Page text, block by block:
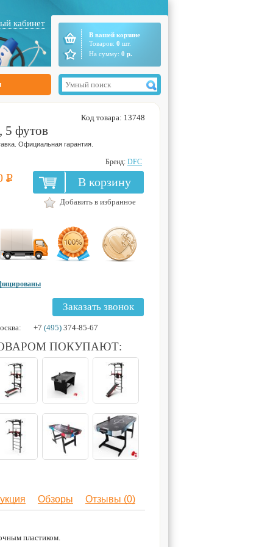
кабинет
В вашей корзине
Товаров: 0 шт.
На сумму: 0 р.
Код товара: 13748
5 футов
Официальная гарантия.
Бренд: DFC
Р В корзину
Добавить в избранное
Заказать звонок
+7 (495) 374-85-67
ПОКУПАЮТ:
Обзоры Отзывы (0)
пластиком.